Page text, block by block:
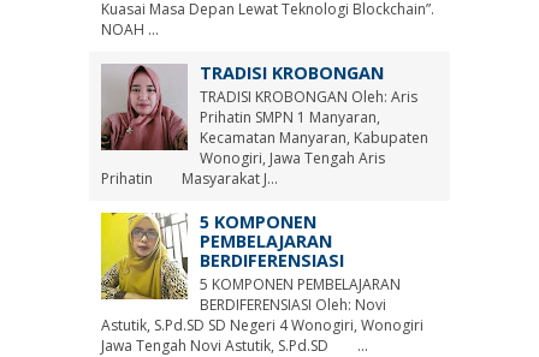
Kuasai Masa Depan Lewat Teknologi Blockchain”.
NOAH ...
TRADISI KROBONGAN
TRADISI KROBONGAN Oleh: Aris
Prihatin SMPN 1 Manyaran,
Kecamatan Manyaran, Kabupaten
Wonogiri, Jawa Tengah Aris
Prihatin Masyarakat J...
5 KOMPONEN
PEMBELAJARAN
BERDIFERENSIASI
5 KOMPONEN PEMBELAJARAN
BERDIFERENSIASI Oleh: Novi
Astutik, S.Pd.SD SD Negeri 4 Wonogiri, Wonogiri
Jawa Tengah Novi Astutik, S.Pd.SD ...